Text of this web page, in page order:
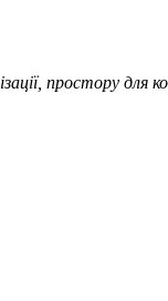
простору для